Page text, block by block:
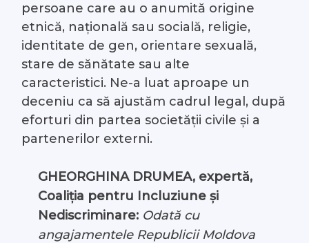
persoane care au o anumită origine
etnică, națională sau socială, religie,
identitate de gen, orientare sexuală,
stare de sănătate sau alte
caracteristici. Ne-a luat aproape un
deceniu ca să ajustăm cadrul legal, după
eforturi din partea societății civile și a
partenerilor externi.
GHEORGHINA DRUMEA, expertă,
Coaliția pentru Incluziune și
Nediscriminare: Odată cu
angajamentele Republicii Moldova